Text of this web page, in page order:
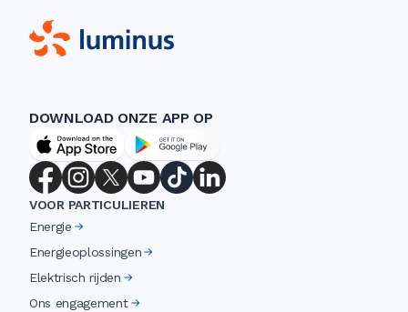
DOWNLOAD ONZE APP OP
VOOR PARTICULIEREN
Energie
Energieoplossingen
Elektrisch rijden
Ons engagement